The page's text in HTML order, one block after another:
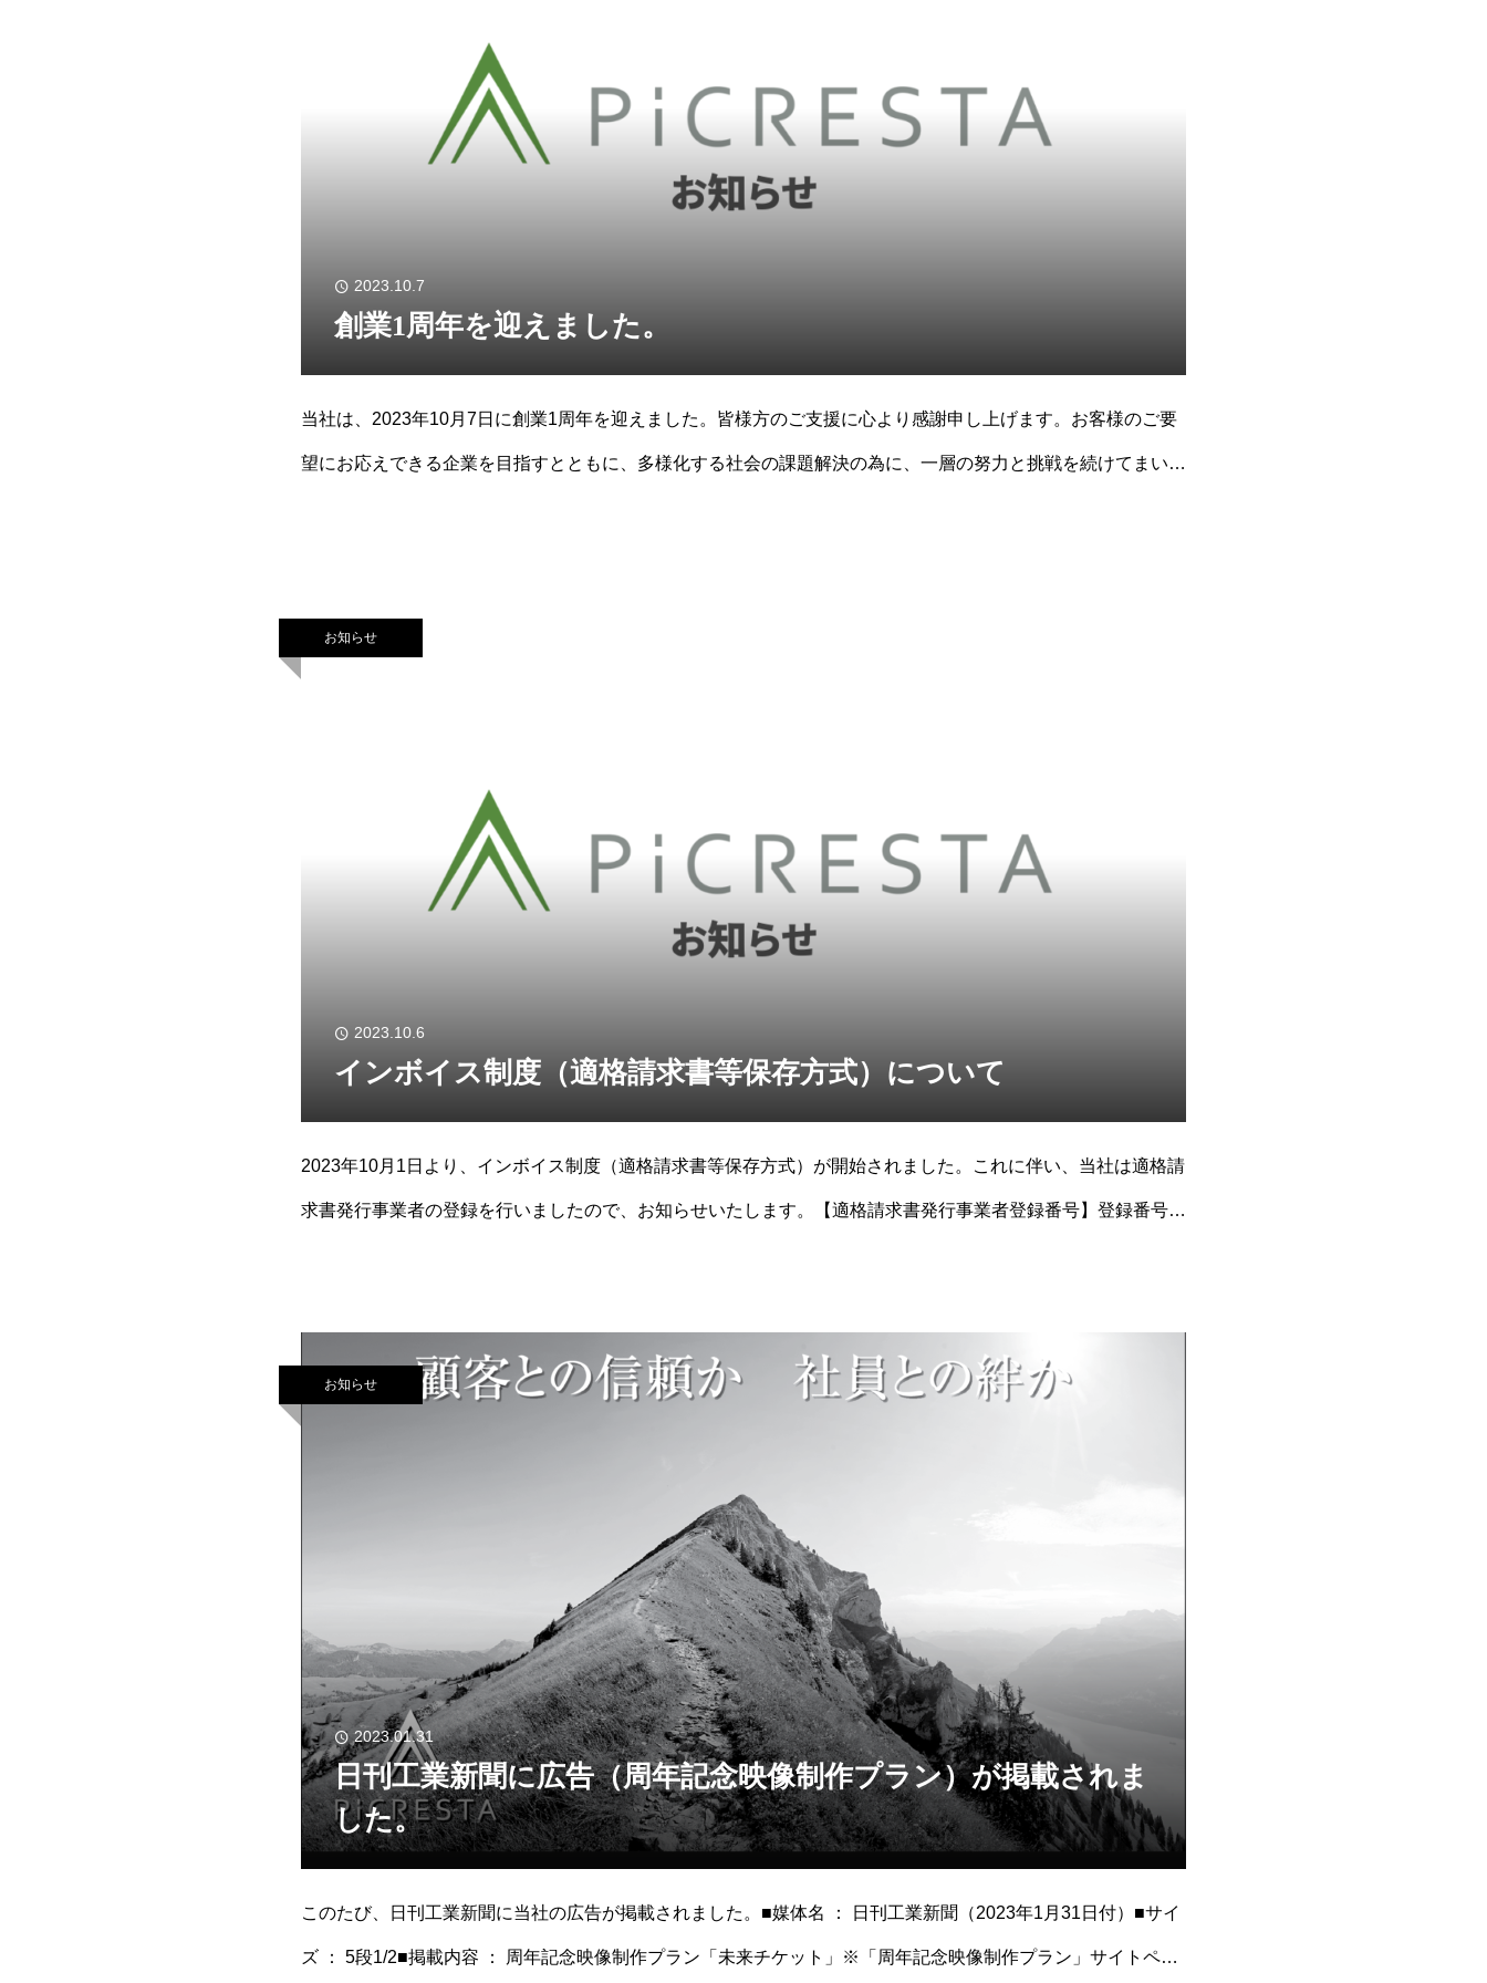
2023.10.7
創業1周年を迎えました。
当社は、2023年10月7日に創業1周年を迎えました。皆様方のご支援に心より感謝申し上げます。お客様のご要
望にお応えできる企業を目指すとともに、多様化する社会の課題解決の為に、一層の努力と挑戦を続けてまいり
お知らせ
2023.10.6
インボイス制度（適格請求書等保存方式）について
2023年10月1日より、インボイス制度（適格請求書等保存方式）が開始されました。これに伴い、当社は適格請
求書発行事業者の登録を行いましたので、お知らせいたします。【適格請求書発行事業者登録番号】登録番号：
お知らせ
2023.01.31
日刊工業新聞に広告（周年記念映像制作プラン）が掲載されま
した。
このたび、日刊工業新聞に当社の広告が掲載されました。■媒体名 ： 日刊工業新聞（2023年1月31日付）■サイ
ズ ： 5段1/2■掲載内容 ： 周年記念映像制作プラン「未来チケット」※「周年記念映像制作プラン」サイトペー